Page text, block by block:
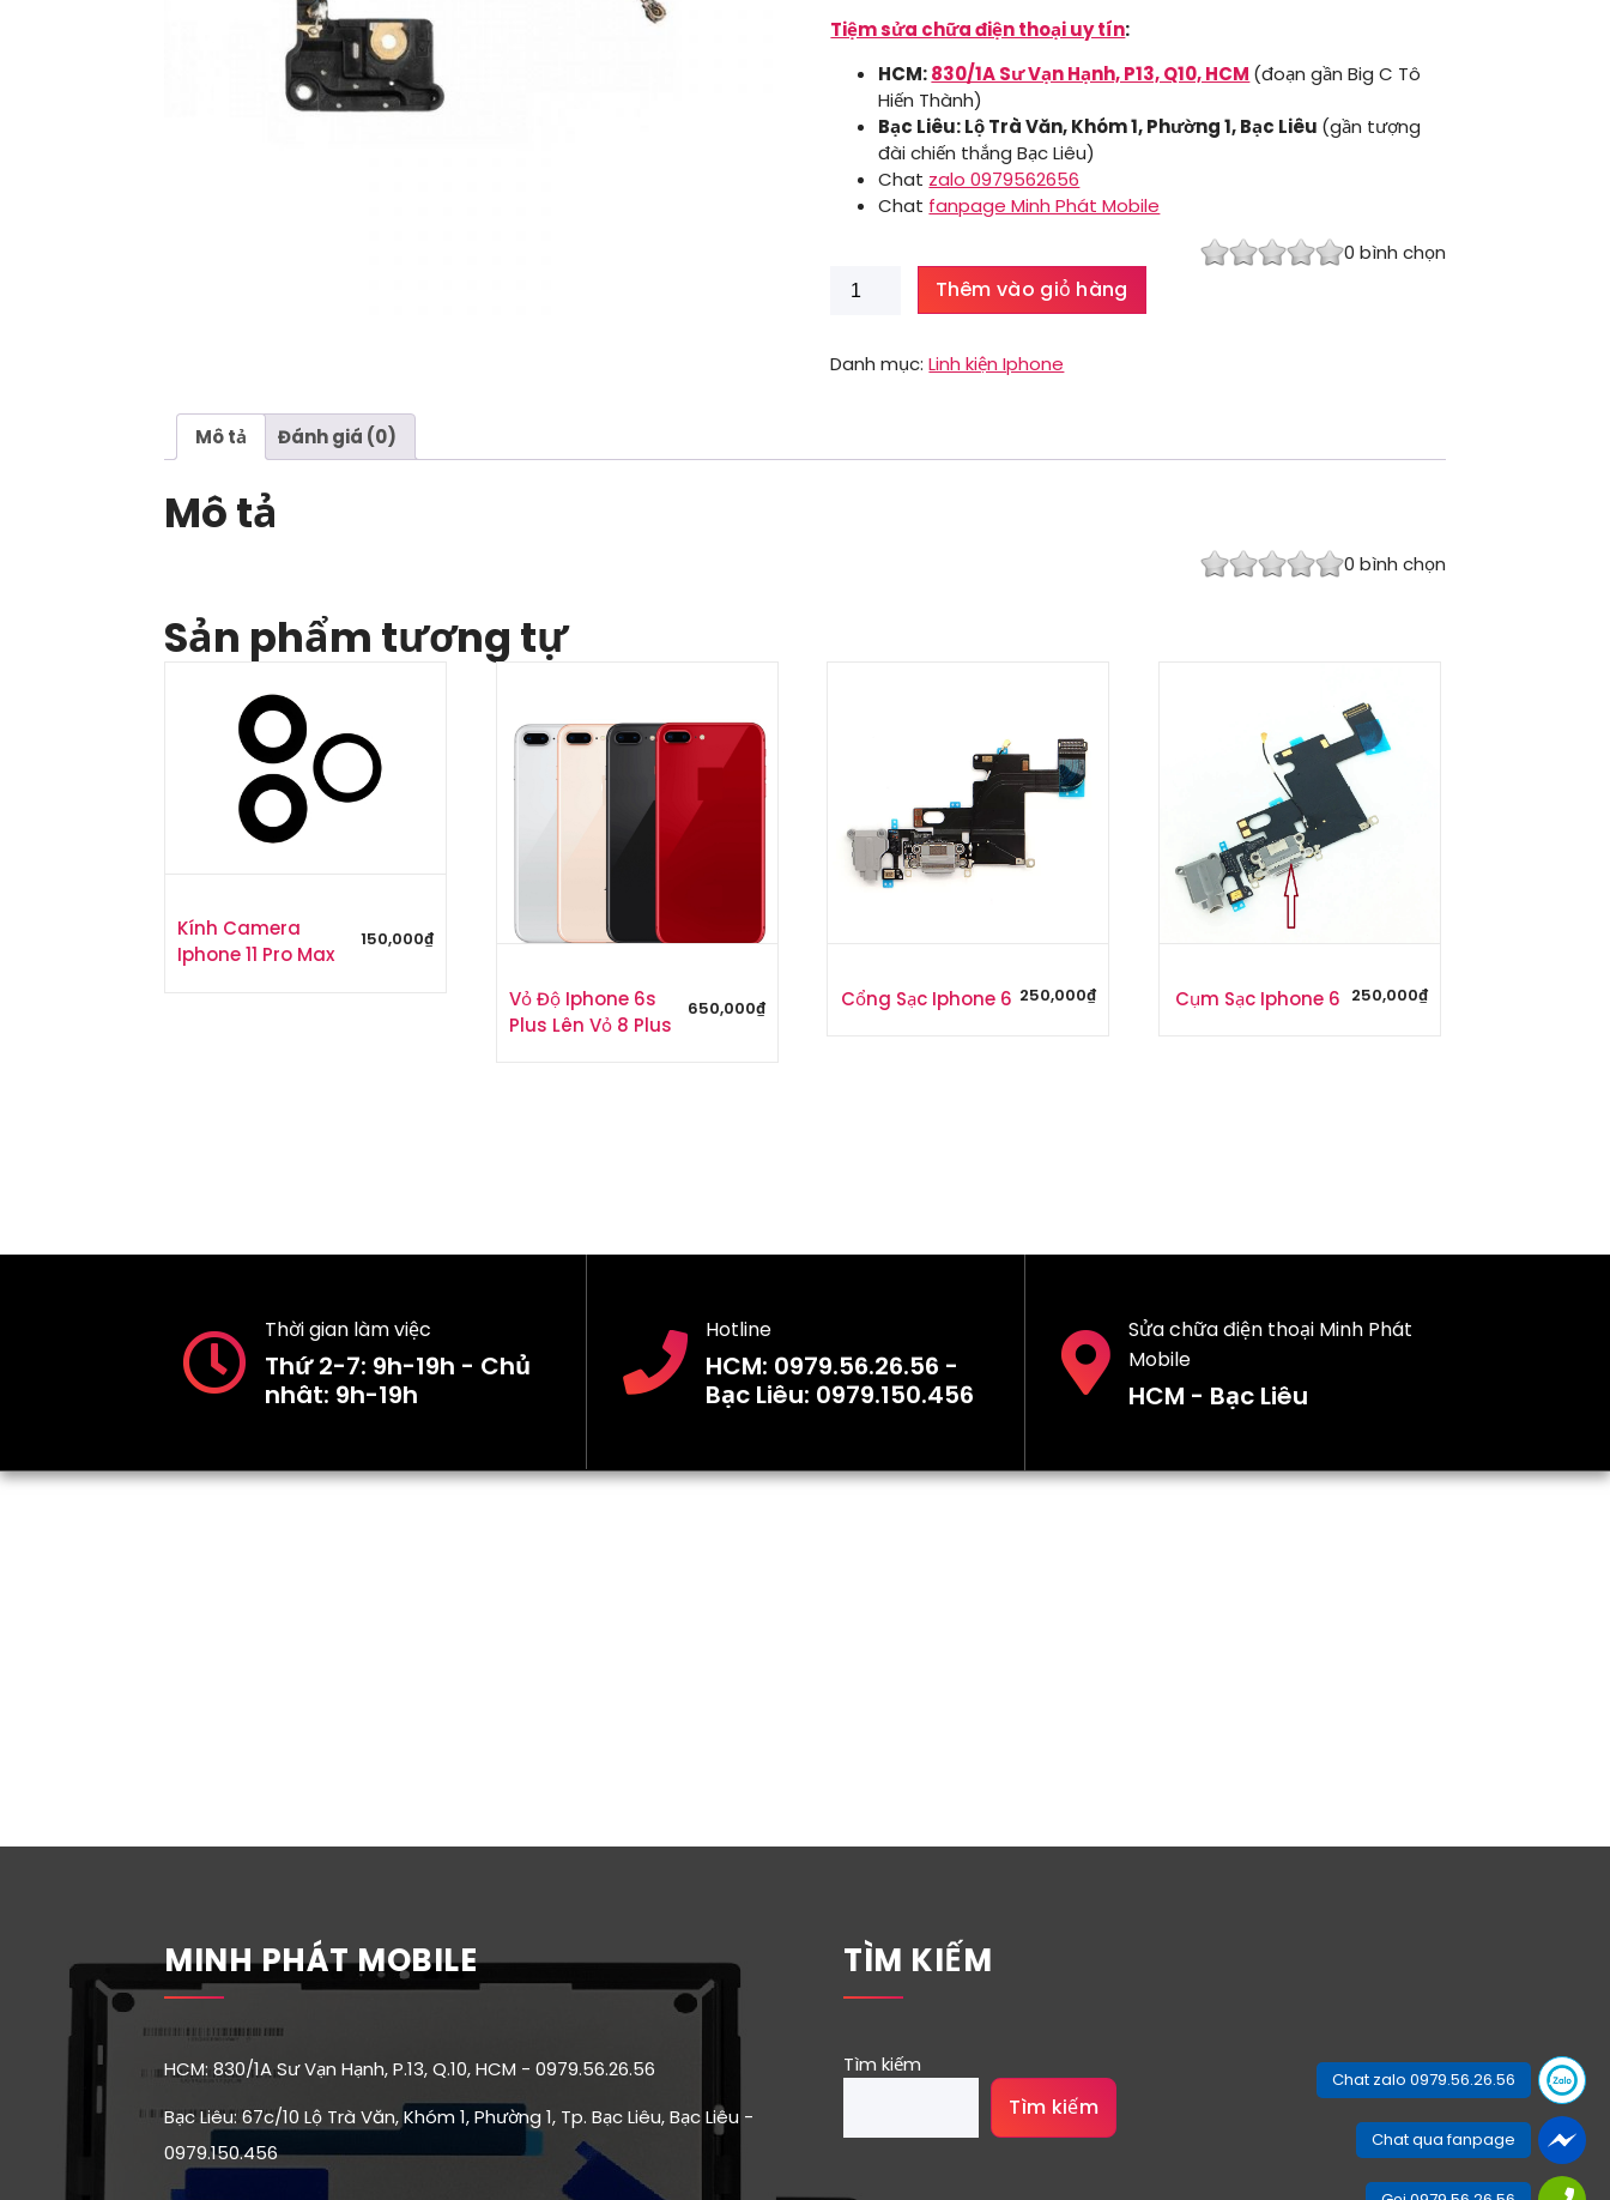
Tiệm sửa chữa điện thoại uy tín:
HCM:830/1A Sư Vạn Hạnh, P13, Q10, HCM (đoạn gần Big C Tô
Hiến Thành)
Bạc Liêu: Lộ Trà Văn, Khóm 1, Phường 1, Bạc Liêu (gần tượng
đài chiến thắng Bạc Liêu)
Chat zalo 0979562656
Chat fanpage Minh Phát Mobile
0 bình chọn
Anten
wifi
6s
Thêm vào giỏ hàng
Danh mục:Linh kiện Iphone
Mô tả Đánh giá (0)
Mô tả
0 bình chọn
Sản phẩm tương tự
Kính Camera
Iphone 11 Pro Max
150,000₫
Vỏ Độ Iphone 6s
Plus Lên Vỏ 8 Plus
650,000₫ Cổng Sạc Iphone 6 250,000₫ Cụm Sạc Iphone 6 250,000₫
Thời gian làm việc
Thứ 2-7: 9h-19h - Chủ
nhât: 9h-19h
Hotline
HCM: 0979.56.26.56 -
Bạc Liêu: 0979.150.456
Sửa chữa điện thoại Minh Phát
Mobile
HCM - Bạc Liêu
MINH PHÁT MOBILE
HCM: 830/1A Sư Vạn Hạnh, P.13, Q.10, HCM - 0979.56.26.56
Bạc Liêu: 67c/10 Lộ Trà Văn, Khóm 1, Phường 1, Tp. Bạc Liêu, Bạc Liêu -
0979.150.456
TÌM KIẾM
Tìm kiếm
Tìm kiếm
Chat zalo 0979.56.26.56
Chat qua fanpage